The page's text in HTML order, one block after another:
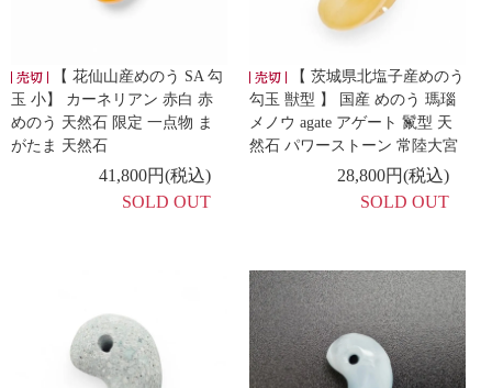
【 花仙山産めのう SA 勾
玉 小】 カーネリアン 赤白 赤
めのう 天然石 限定 一点物 ま
がたま 天然石
41,800円(税込)
SOLD OUT
【 茨城県北塩子産めのう
勾玉 獣型 】 国産 めのう 瑪瑙
メノウ agate アゲート 鬣型 天
然石 パワーストーン 常陸大宮
28,800円(税込)
SOLD OUT